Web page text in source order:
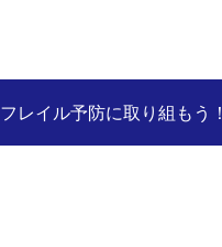
フレイル予防に取り組もう！